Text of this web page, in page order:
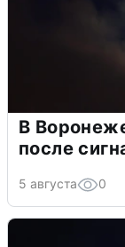
В
после
5 августа 0